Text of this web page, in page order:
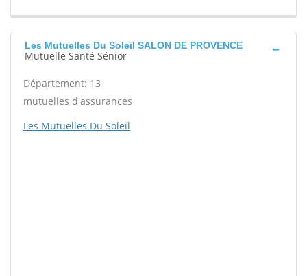
Les Mutuelles Du Soleil SALON DE PROVENCE
Mutuelle Santé Sénior
Département: 13
mutuelles d'assurances
Les Mutuelles Du Soleil